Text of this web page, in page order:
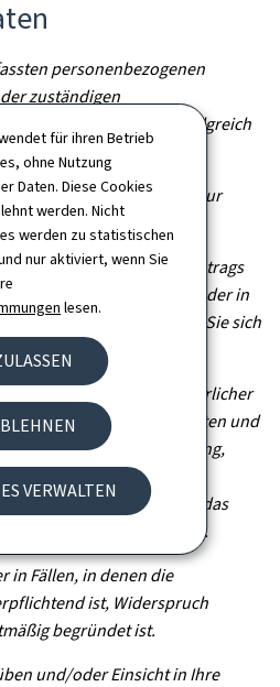
für ihren Betrieb
ohne Nutzung
Daten. Diese Cookies
werden. Nicht
werden zu statistischen
nur aktiviert, wenn Sie
lesen.
VERWALTEN
personenbezogenen
zuständigen
um Ihren Antrag erfolgreich
von der Behörde für den zur
gespeichert.
die im Rahmen Ihres Antrags
Um die Empfänger der in
zu erfahren, wenden Sie sich
Behörde.
2016/679 zum Schutz natürlicher
personenbezogener Daten und
Sie das Recht auf Zugang,
Löschung Ihrer
Sie haben zudem das
jederzeit zu widerrufen.
in Fällen, in denen die
ist, Widerspruch
begründet ist.
und/oder Einsicht in Ihre